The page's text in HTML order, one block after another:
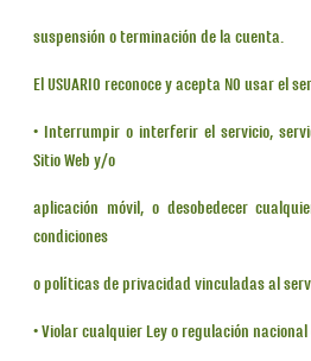
suspensión o terminación de la cuenta.
El USUARIO reconoce y acepta NO usar el
• Interrumpir o interferir el servicio,
Sitio Web y/o
aplicación móvil, o desobedecer
condiciones
o políticas de privacidad vinculadas al
• Violar cualquier Ley o regulación